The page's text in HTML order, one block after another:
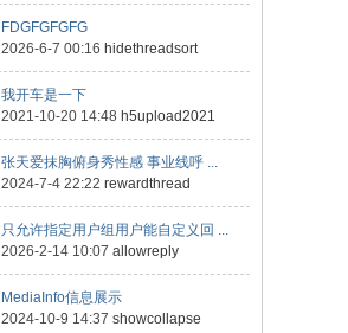
FDGFGFGFG
2026-6-7 00:16 hidethreadsort
我开车是一下
2021-10-20 14:48 h5upload2021
张天爱抹胸俯身秀性感 事业线呼 ...
2024-7-4 22:22 rewardthread
只允许指定用户组用户能自定义回 ...
2026-2-14 10:07 allowreply
MediaInfo信息展示
2024-10-9 14:37 showcollapse